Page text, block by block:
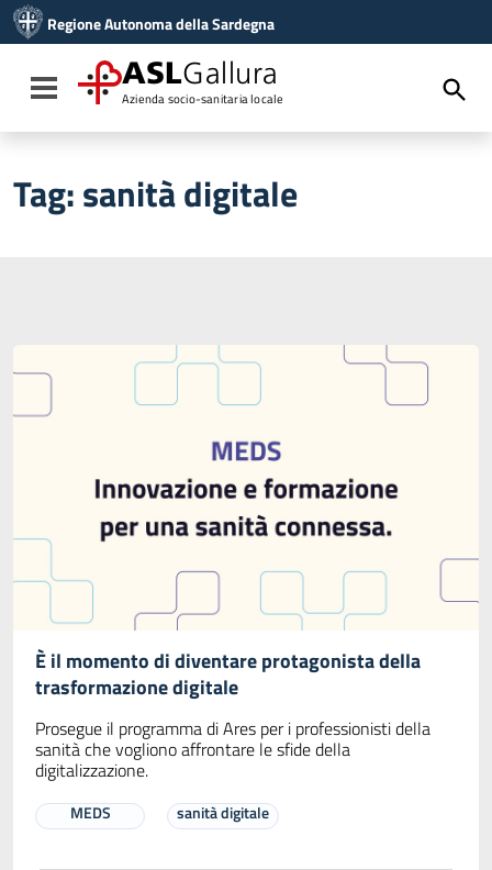
Vai al menu di navigazione
Vai al footer
Regione Autonoma della Sardegna
Toggle navigation
ASLGallura
Azienda socio-sanitaria locale
Tag:sanità digitale
È il momento di diventare protagonista della
trasformazione digitale
Prosegue il programma di Ares per i professionisti della
sanità che vogliono affrontare le sfide della
digitalizzazione.
MEDS sanità digitale